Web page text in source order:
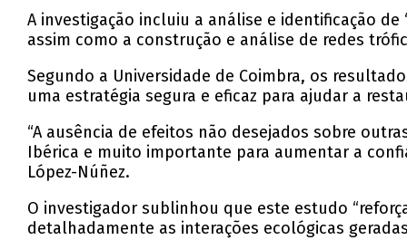
A investigação incluiu a análise e identificação
assim como a construção e análise de redes
Segundo a Universidade de Coimbra, os
uma estratégia segura e eficaz para ajudar a
“A ausência de efeitos não desejados sobre
Ibérica e muito importante para aumentar a
López-Núñez.
O investigador sublinhou que este estudo
detalhadamente as interações ecológicas